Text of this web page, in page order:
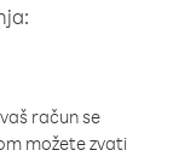
račun se
možete zvati